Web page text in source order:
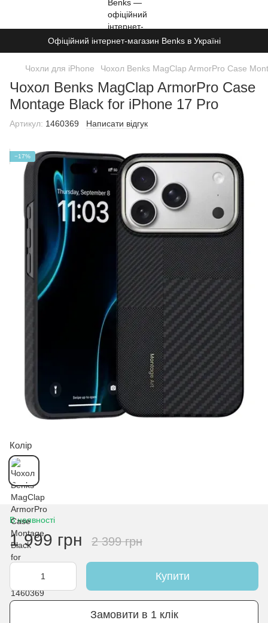
Офіційний інтернет-магазин Benks в Україні
Чохли для iPhone Чохол Benks MagClap ArmorPro Case
Чохол Benks MagClap ArmorPro Case
Montage Black for iPhone 17 Pro
Артикул: 1460369 Написати відгук
−17%
Колір
В наявності
1 999 грн 2 399 грн
Купити
Замовити в 1 клік